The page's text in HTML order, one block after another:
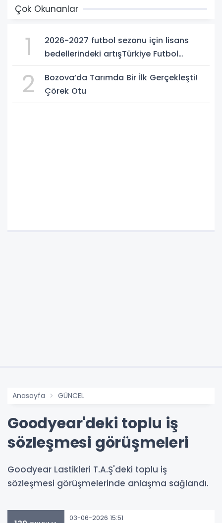
Çok Okunanlar
1
2026-2027 futbol sezonu için lisans
bedellerindeki artışTürkiye Futbol
2
Bozova’da Tarımda Bir İlk Gerçekleşti!
Çörek Otu
Anasayfa GÜNCEL
Goodyear'deki toplu iş
sözleşmesi görüşmeleri
Goodyear Lastikleri T.A.Ş'deki toplu iş
sözleşmesi görüşmelerinde anlaşma sağlandı.
03-06-2026 15:51